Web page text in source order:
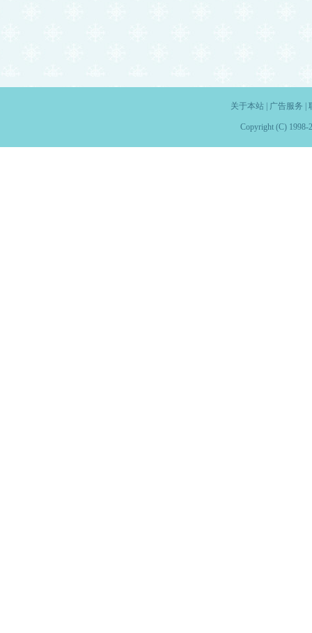
关于本站| 广告服务
Copyright (C) 1998-